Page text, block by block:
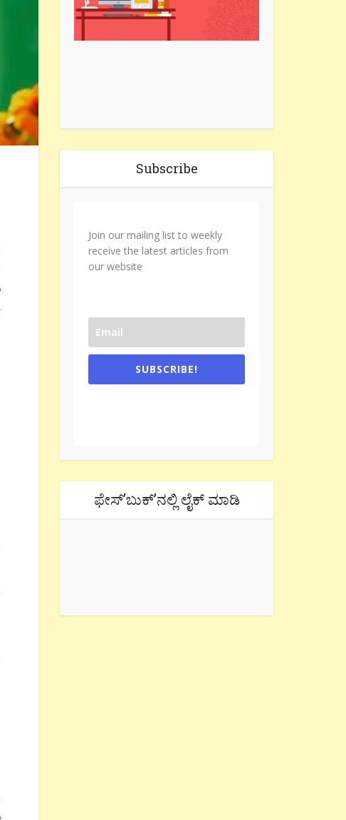
Subscribe
Join our mailing list to weekly
receive the latest articles from
our website
SUBSCRIBE!
ಫೇಸ್’ಬುಕ್’ನಲ್ಲಿ ಲೈಕ್ ಮಾಡಿ